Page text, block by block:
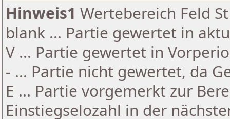
Hinweis1 Wertebereich Feld
blank ... Partie gewertet in
V ... Partie gewertet in
- ... Partie nicht gewertet, da
E ... Partie vorgemerkt zur
Einstiegselozahl in der